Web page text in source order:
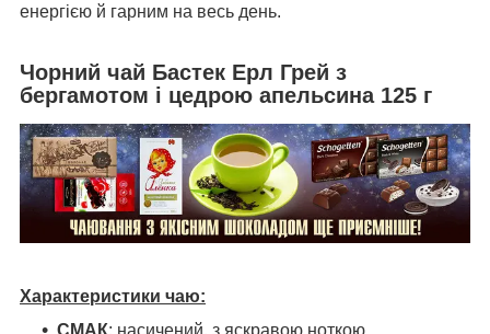
енергією й гарним на весь день.
Чорний чай Бастек Ерл Грей з
бергамотом і цедрою апельсина 125 г
Характеристики чаю:
СМАК: насичений, з яскравою ноткою